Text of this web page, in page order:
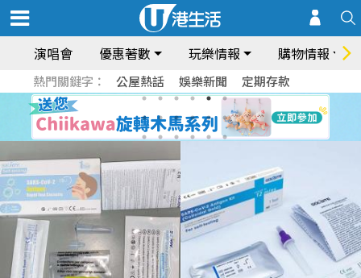
演唱會 優惠著數 玩樂情報 購物情報
熱門關鍵字： 公屋熱話 娛樂新聞 定期存款